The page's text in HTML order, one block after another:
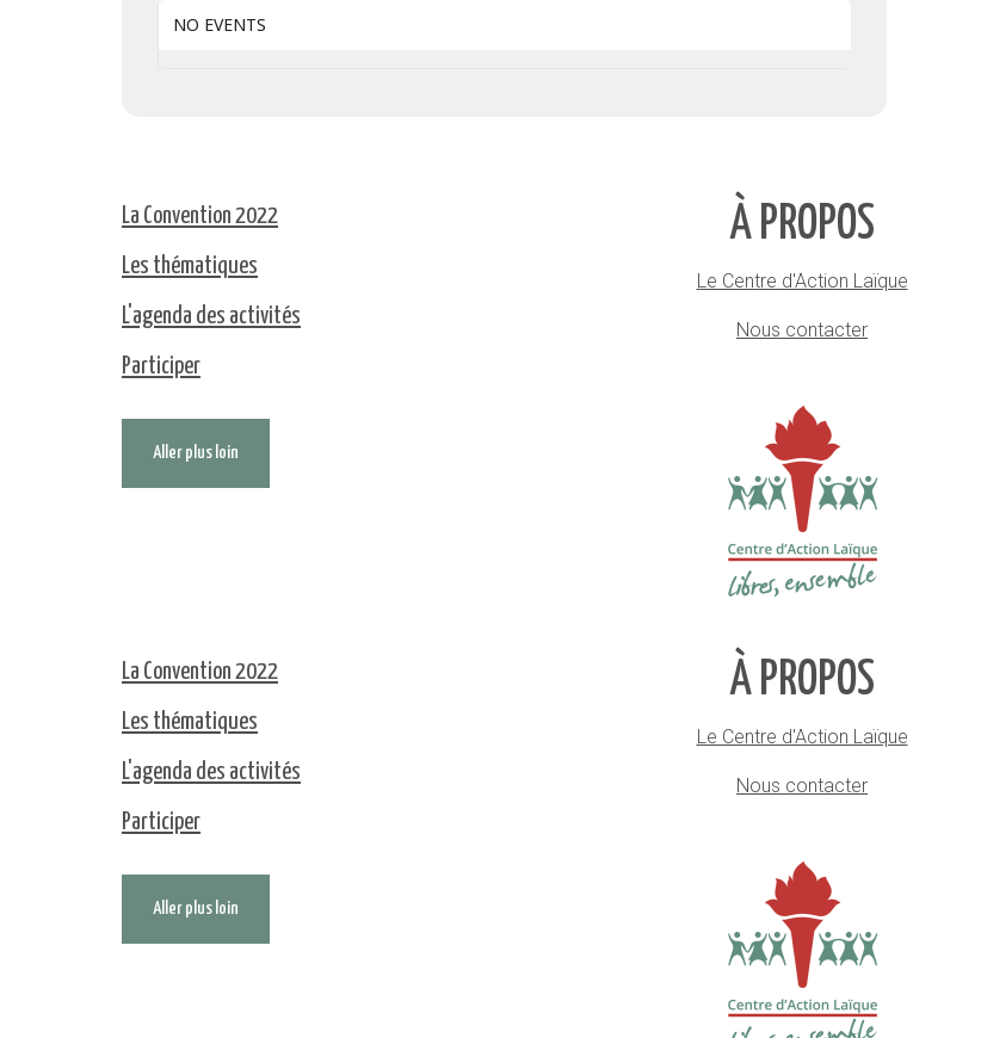
NO EVENTS
La Convention 2022
Les thématiques
L'agenda des activités
Participer
Aller plus loin
À PROPOS
Le Centre d'Action Laïque
Nous contacter
La Convention 2022
Les thématiques
L'agenda des activités
Participer
Aller plus loin
À PROPOS
Le Centre d'Action Laïque
Nous contacter